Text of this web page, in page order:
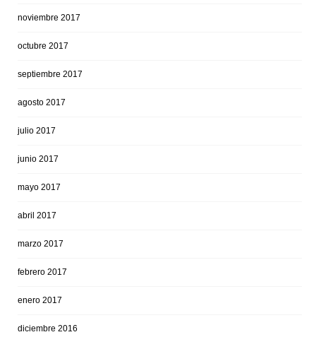
noviembre 2017
octubre 2017
septiembre 2017
agosto 2017
julio 2017
junio 2017
mayo 2017
abril 2017
marzo 2017
febrero 2017
enero 2017
diciembre 2016